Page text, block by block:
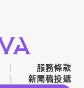
服務條款
新聞稿投遞